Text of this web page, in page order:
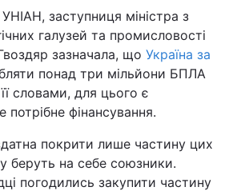
заступниця міністра з
галузей та промисловості
зазначала, що Україна за
понад три мільйони БПЛА
словами, для цього є
потрібне фінансування.
покрити лише частину цих
беруть на себе союзники.
погодились закупити частину